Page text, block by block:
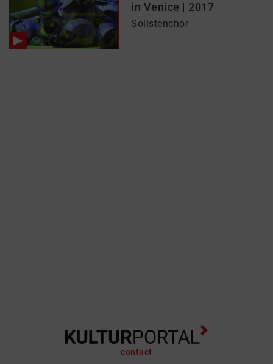
in Venice | 2017
Solistenchor
contact